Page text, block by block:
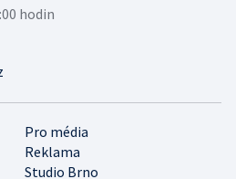
Pro média
Reklama
Studio Brno
hodin